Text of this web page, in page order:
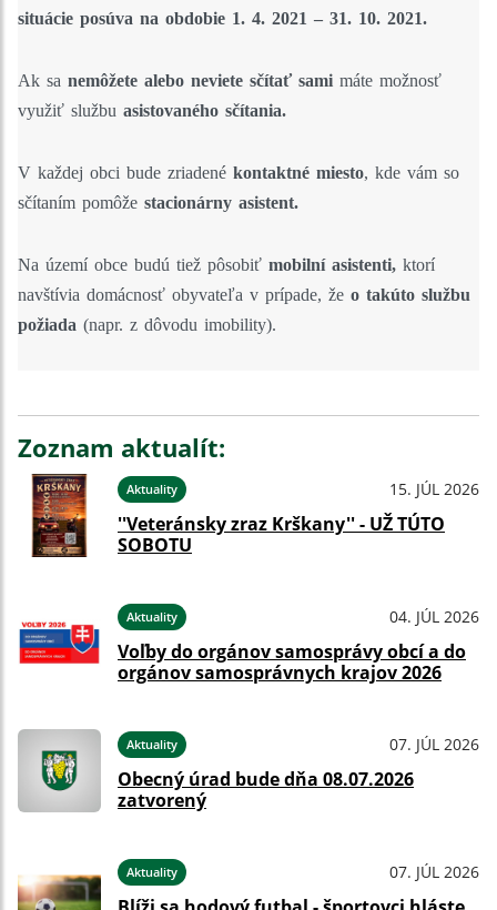
situácie posúva na obdobie 1. 4. 2021 – 31. 10. 2021.
Ak sa nemôžete alebo neviete sčítať sami máte možnosť
využiť službu asistovaného sčítania.
V každej obci bude zriadené kontaktné miesto, kde vám so
sčítaním pomôže stacionárny asistent.
Na území obce budú tiež pôsobiť mobilní asistenti, ktorí
navštívia domácnosť obyvateľa v prípade, že o takúto službu
požiada (napr. z dôvodu imobility).
Zoznam aktualít:
Aktuality 15. JÚL 2026
''Veteránsky zraz Krškany'' - UŽ TÚTO
SOBOTU
Aktuality 04. JÚL 2026
Voľby do orgánov samosprávy obcí a do
orgánov samosprávnych krajov 2026
Aktuality 07. JÚL 2026
Obecný úrad bude dňa 08.07.2026
zatvorený
Aktuality 07. JÚL 2026